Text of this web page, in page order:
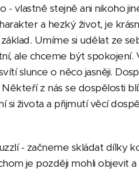
- vlastně stejně ani nikoho
a hezký život, je
Umíme si udělat ze
ale chceme být spokojení.
slunce o něco jasněji.
z nás se dospělosti
života a přijmutí věcí
- začneme skládat dílky
je později mohli objevit